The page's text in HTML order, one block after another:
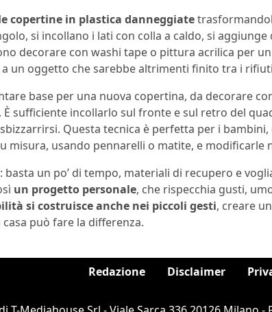
copertine in plastica danneggiate
si incollano i lati con colla a caldo, si aggiunge
decorare con washi tape o pittura acrilica per
un oggetto che sarebbe altrimenti finito tra i
base per una nuova copertina, da decorare
. È sufficiente incollarlo sul fronte e sul retro del
Questa tecnica è perfetta per i bambini,
misura, usando pennarelli o matite, e modificarle
un po’ di tempo, materiali di recupero e
un progetto personale, che rispecchia gusti,
si costruisce anche nei piccoli gesti, creare
può fare la differenza.
Redazione Disclaimer